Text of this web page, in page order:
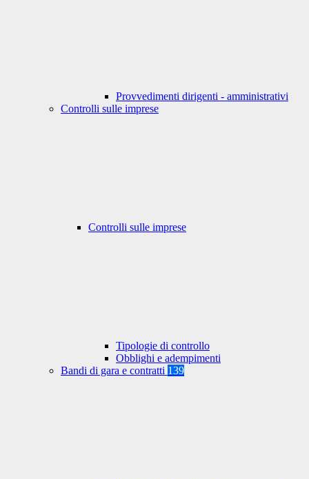
Provvedimenti dirigenti - amministrativi
Controlli sulle imprese
Controlli sulle imprese
Tipologie di controllo
Obblighi e adempimenti
Bandi di gara e contratti 139